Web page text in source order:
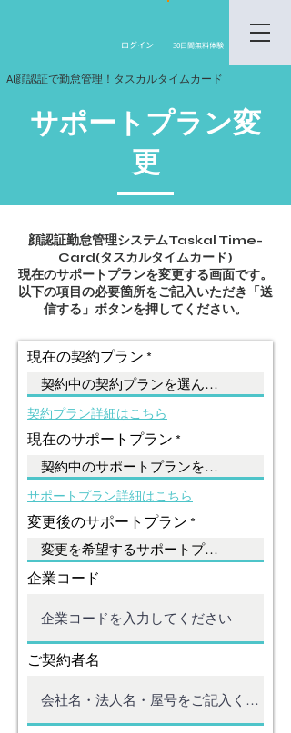
​ログイン 30日間無料体験
AI顔認証で勤怠管理！タスカルタイムカード
サポートプラン変
更
​顔認証勤怠管理システムTaskal Time-
Card(タスカルタイムカード)
現在のサポートプランを変更する画面です。
以下の項目の必要箇所をご記入いただき「送
信する」ボタンを押してください。
現在の契約プラン
​契約プラン詳細はこちら
現在のサポートプラン
​サポートプラン詳細はこちら
変更後のサポートプラン
企業コード
ご契約者名